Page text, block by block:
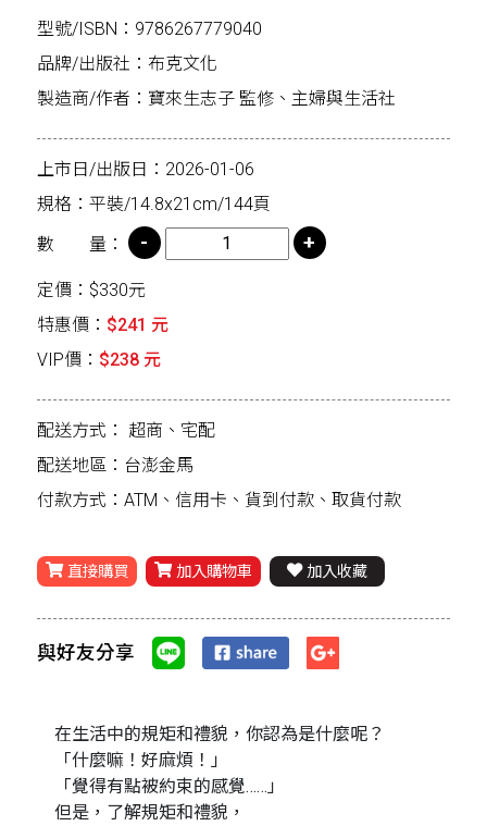
型號/ISBN：9786267779040
品牌/出版社：布克文化
製造商/作者：寶來生志子 監修、主婦與生活社
上市日/出版日：2026-01-06
規格：平裝/14.8x21cm/144頁
數 量：
定價：$330元
特惠價： $241 元
VIP價： $238 元
配送方式： 超商、宅配
配送地區：台澎金馬
付款方式：ATM、信用卡、貨到付款、取貨付款
直接購買 加入購物車 加入收藏
與好友分享
在生活中的規矩和禮貌，你認為是什麼呢？
「什麼嘛！好麻煩！」
「覺得有點被約束的感覺……」
但是，了解規矩和禮貌，